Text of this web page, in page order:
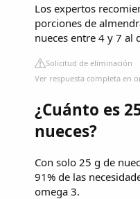
Los expertos
porciones de
nueces entre 4 y 7 al
Solicitud de eliminación
Ver respuesta completa en
¿Cuánto es
nueces?
Con solo 25 g de
91% de las
omega 3.